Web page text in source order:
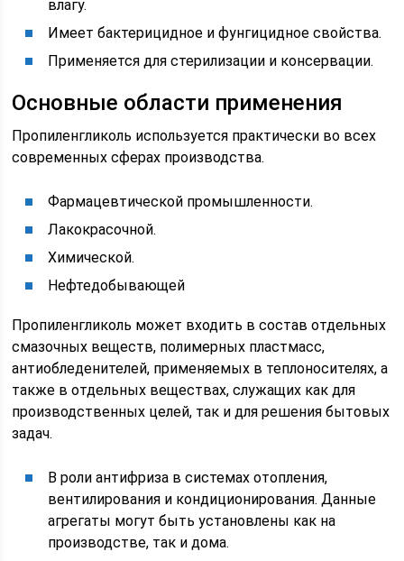
влагу.
Имеет бактерицидное и фунгицидное свойства.
Применяется для стерилизации и консервации.
Основные области применения
Пропиленгликоль используется практически во всех
современных сферах производства.
Фармацевтической промышленности.
Лакокрасочной.
Химической.
Нефтедобывающей
Пропиленгликоль может входить в состав отдельных
смазочных веществ, полимерных пластмасс,
антиобледенителей, применяемых в теплоносителях, а
также в отдельных веществах, служащих как для
производственных целей, так и для решения бытовых
задач.
В роли антифриза в системах отопления,
вентилирования и кондиционирования. Данные
агрегаты могут быть установлены как на
производстве, так и дома.